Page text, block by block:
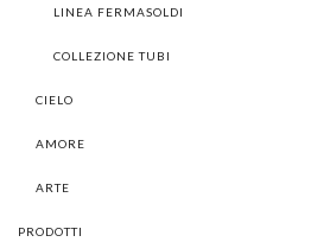
LINEA FERMASOLDI
COLLEZIONE TUBI
CIELO
AMORE
ARTE
PRODOTTI